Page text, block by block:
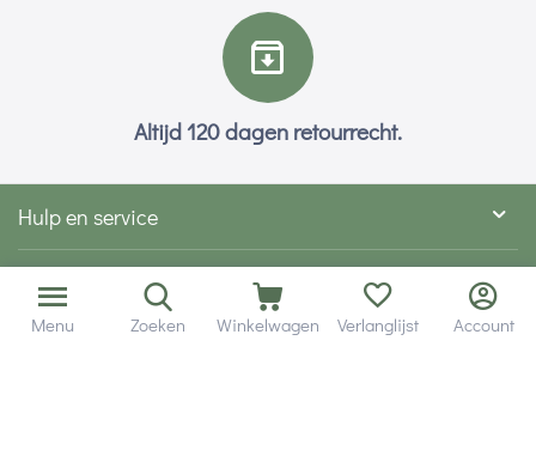
Altijd 120 dagen retourrecht.
Hulp en service
Contact gegevens
Menu Zoeken Winkelwagen Verlanglijst Account